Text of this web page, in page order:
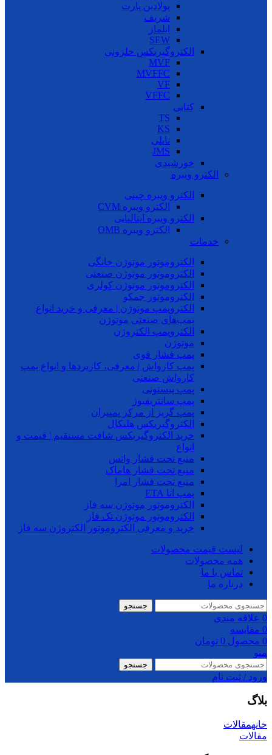
پولادین پارت
شریف
ایلماز
SEW
الکتروگیربکس حلزونی
MVF
MVFFC
VF
VFFC
کتابی
TS
KS
تایلی
JMS
خورشیدی
الکترو ویبره
الکترو ویبره چینی
الکترو ویبره CVM
الکترو ویبره ایتالیایی
الکترو ویبره OMB
خدمات
الکتروموتور موتوژن خانگی
الکتروموتور موتوژن صنعتی
الکتروموتور موتوژن کولری
الکتروموتور جمکو
الکتروپمپ موتوژن | معرفی و خرید انواع
پمپ‌های صنعتی موتوژن
الکتروپمپ الکتروژن
موتوژن
پمپ فشار قوی
پمپ کارواش | معرفی، کاربردها و انواع پمپ
کارواش صنعتی
پمپ پیستونی
پمپ سانتریفیوژ
پمپ گریز از مرکز پمپیران
الکتروگیربکس هلیکال
خرید الکتروگیربکس شافت مستقیم | قیمت و
انواع
منبع تحت فشار واتس
منبع تحت فشار هاماک
منبع تحت فشار امرا
پمپ اتا ETA
الکتروموتور موتوژن سه فاز
الکتروموتور موتوژن تک فاز
خرید و معرفی الکتروموتور الکتروژن سه فاز
لیست قیمت محصولات
همه محصولات
تماس با ما
درباره ما
جستجو
0 علاقه مندی
0 مقایسه
0 محصول 0 تومان
منو
جستجو
ورود / ثبت نام
بلاگ
خانهمقالات
مقالات